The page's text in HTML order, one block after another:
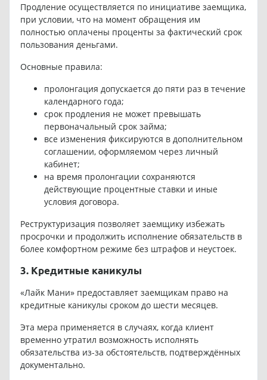
Продление осуществляется по инициативе заемщика,
при условии, что на момент обращения им
полностью оплачены проценты за фактический срок
пользования деньгами.
Основные правила:
пролонгация допускается до пяти раз в течение
календарного года;
срок продления не может превышать
первоначальный срок займа;
все изменения фиксируются в дополнительном
соглашении, оформляемом через личный
кабинет;
на время пролонгации сохраняются
действующие процентные ставки и иные
условия договора.
Реструктуризация позволяет заемщику избежать
просрочки и продолжить исполнение обязательств в
более комфортном режиме без штрафов и неустоек.
3. Кредитные каникулы
«Лайк Мани» предоставляет заемщикам право на
кредитные каникулы сроком до шести месяцев.
Эта мера применяется в случаях, когда клиент
временно утратил возможность исполнять
обязательства из-за обстоятельств, подтверждённых
документально.